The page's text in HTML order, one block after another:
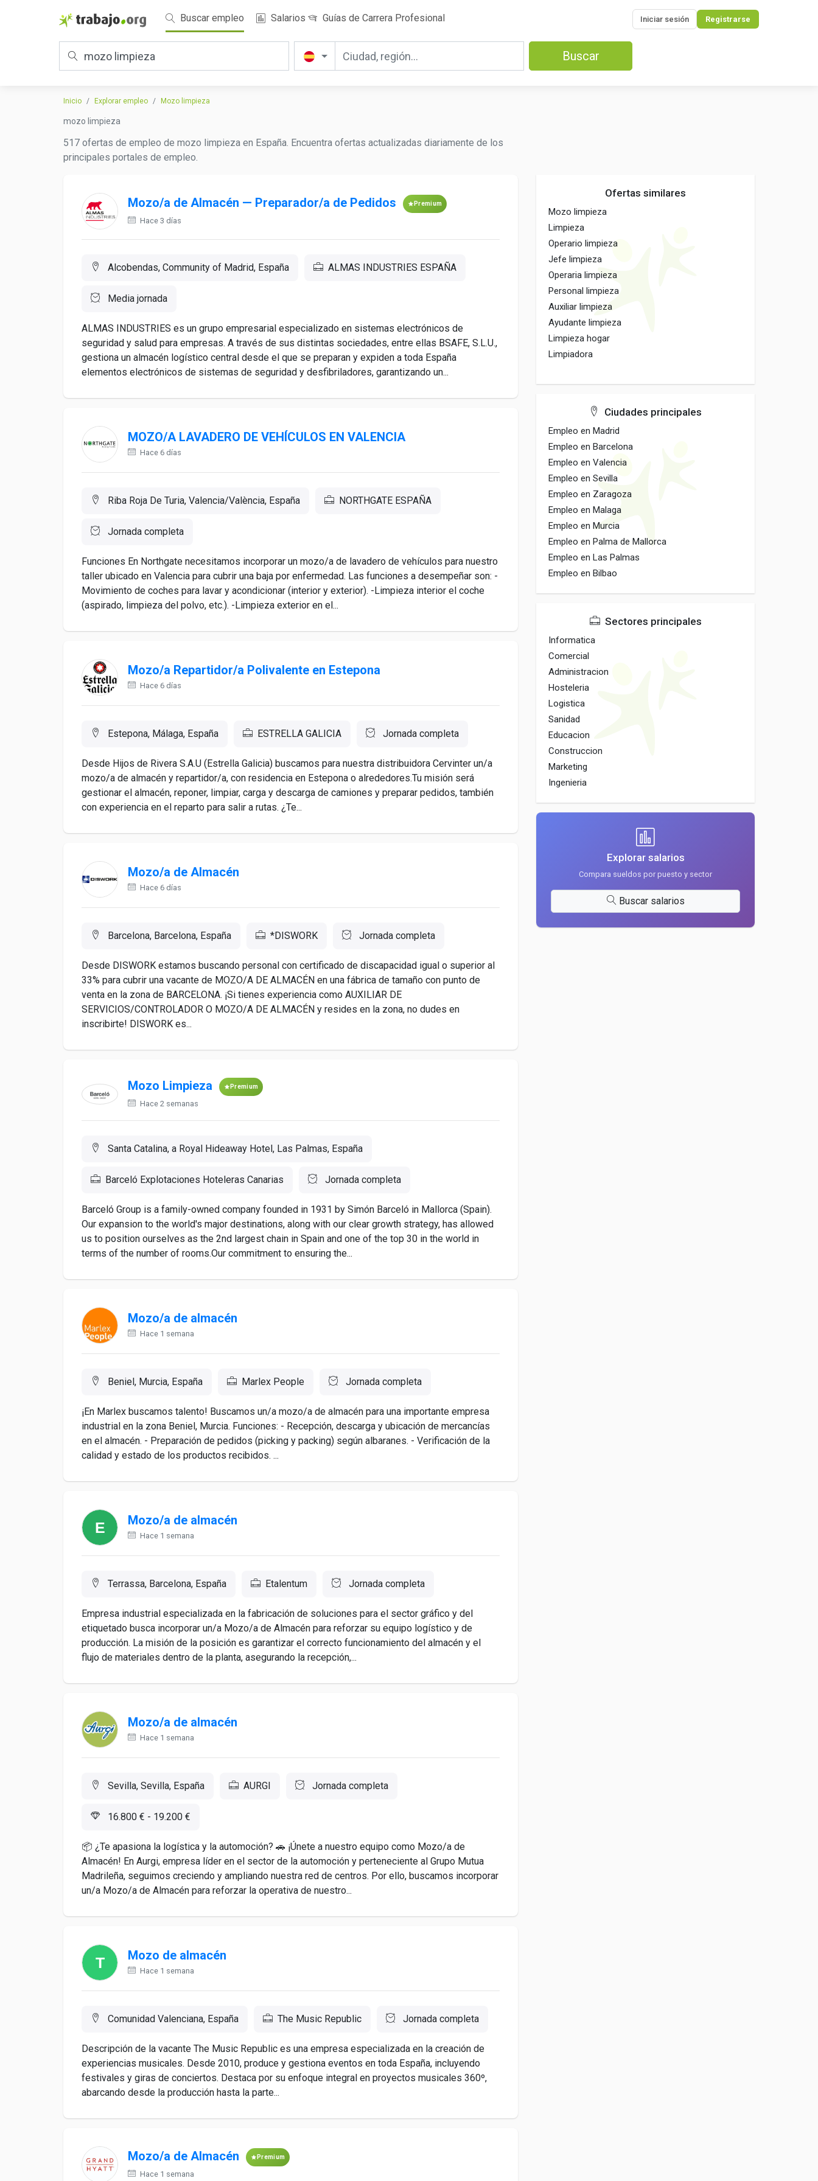
Buscar empleo Salarios Guías de Carrera Profesional Iniciar sesión Registrarse
Buscar
Inicio Explorar empleo Mozo limpieza
mozo limpieza
517 ofertas de empleo de mozo limpieza en España. Encuentra ofertas actualizadas diariamente de los
principales portales de empleo.
Mozo/a de Almacén — Preparador/a de Pedidos Premium
Hace 3 días
Alcobendas, Community of Madrid, España ALMAS INDUSTRIES ESPAÑA
Media jornada
ALMAS INDUSTRIES es un grupo empresarial especializado en sistemas electrónicos de
seguridad y salud para empresas. A través de sus distintas sociedades, entre ellas BSAFE, S.L.U.,
gestiona un almacén logístico central desde el que se preparan y expiden a toda España
elementos electrónicos de sistemas de seguridad y desfibriladores, garantizando un...
MOZO/A LAVADERO DE VEHÍCULOS EN VALENCIA
Hace 6 días
Riba Roja De Turia, Valencia/València, España NORTHGATE ESPAÑA
Jornada completa
Funciones En Northgate necesitamos incorporar un mozo/a de lavadero de vehículos para nuestro
taller ubicado en Valencia para cubrir una baja por enfermedad. Las funciones a desempeñar son: -
Movimiento de coches para lavar y acondicionar (interior y exterior). -Limpieza interior el coche
(aspirado, limpieza del polvo, etc.). -Limpieza exterior en el...
Mozo/a Repartidor/a Polivalente en Estepona
Hace 6 días
Estepona, Málaga, España ESTRELLA GALICIA Jornada completa
Desde Hijos de Rivera S.A.U (Estrella Galicia) buscamos para nuestra distribuidora Cervinter un/a
mozo/a de almacén y repartidor/a, con residencia en Estepona o alrededores.Tu misión será
gestionar el almacén, reponer, limpiar, carga y descarga de camiones y preparar pedidos, también
con experiencia en el reparto para salir a rutas. ¿Te...
Mozo/a de Almacén
Hace 6 días
Barcelona, Barcelona, España *DISWORK Jornada completa
Desde DISWORK estamos buscando personal con certificado de discapacidad igual o superior al
33% para cubrir una vacante de MOZO/A DE ALMACÉN en una fábrica de tamaño con punto de
venta en la zona de BARCELONA. ¡Si tienes experiencia como AUXILIAR DE
SERVICIOS/CONTROLADOR O MOZO/A DE ALMACÉN y resides en la zona, no dudes en
inscribirte! DISWORK es...
Mozo Limpieza Premium
Hace 2 semanas
Santa Catalina, a Royal Hideaway Hotel, Las Palmas, España
Barceló Explotaciones Hoteleras Canarias Jornada completa
Barceló Group is a family-owned company founded in 1931 by Simón Barceló in Mallorca (Spain).
Our expansion to the world's major destinations, along with our clear growth strategy, has allowed
us to position ourselves as the 2nd largest chain in Spain and one of the top 30 in the world in
terms of the number of rooms.Our commitment to ensuring the...
Mozo/a de almacén
Hace 1 semana
Beniel, Murcia, España Marlex People Jornada completa
¡En Marlex buscamos talento! Buscamos un/a mozo/a de almacén para una importante empresa
industrial en la zona Beniel, Murcia. Funciones: - Recepción, descarga y ubicación de mercancías
en el almacén. - Preparación de pedidos (picking y packing) según albaranes. - Verificación de la
calidad y estado de los productos recibidos. ...
Mozo/a de almacén
Hace 1 semana
Terrassa, Barcelona, España Etalentum Jornada completa
Empresa industrial especializada en la fabricación de soluciones para el sector gráfico y del
etiquetado busca incorporar un/a Mozo/a de Almacén para reforzar su equipo logístico y de
producción. La misión de la posición es garantizar el correcto funcionamiento del almacén y el
flujo de materiales dentro de la planta, asegurando la recepción,...
Mozo/a de almacén
Hace 1 semana
Sevilla, Sevilla, España AURGI Jornada completa
16.800 € - 19.200 €
📦 ¿Te apasiona la logística y la automoción? 🚗 ¡Únete a nuestro equipo como Mozo/a de
Almacén! En Aurgi, empresa líder en el sector de la automoción y perteneciente al Grupo Mutua
Madrileña, seguimos creciendo y ampliando nuestra red de centros. Por ello, buscamos incorporar
un/a Mozo/a de Almacén para reforzar la operativa de nuestro...
Mozo de almacén
Hace 1 semana
Comunidad Valenciana, España The Music Republic Jornada completa
Descripción de la vacante The Music Republic es una empresa especializada en la creación de
experiencias musicales. Desde 2010, produce y gestiona eventos en toda España, incluyendo
festivales y giras de conciertos. Destaca por su enfoque integral en proyectos musicales 360º,
abarcando desde la producción hasta la parte...
Mozo/a de Almacén Premium
Hace 1 semana
Ofertas similares
Mozo limpieza
Limpieza
Operario limpieza
Jefe limpieza
Operaria limpieza
Personal limpieza
Auxiliar limpieza
Ayudante limpieza
Limpieza hogar
Limpiadora
Ciudades principales
Empleo en Madrid
Empleo en Barcelona
Empleo en Valencia
Empleo en Sevilla
Empleo en Zaragoza
Empleo en Malaga
Empleo en Murcia
Empleo en Palma de Mallorca
Empleo en Las Palmas
Empleo en Bilbao
Sectores principales
Informatica
Comercial
Administracion
Hosteleria
Logistica
Sanidad
Educacion
Construccion
Marketing
Ingenieria
Explorar salarios
Compara sueldos por puesto y sector
Buscar salarios